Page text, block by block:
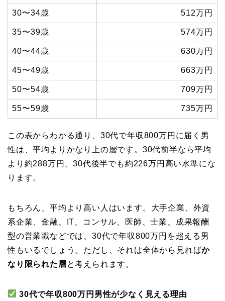
30〜34歳 512万円
35〜39歳 574万円
40〜44歳 630万円
45〜49歳 663万円
50〜54歳 709万円
55〜59歳 735万円
この表からわかる通り、30代で年収800万円に届く男
性は、平均よりかなり上の層です。30代前半なら平均
より約288万円、30代後半でも約226万円高い水準にな
ります。
もちろん、平均より高い人はいます。大手企業、外資
系企業、金融、IT、コンサル、医師、士業、成果報酬
型の営業職などでは、30代で年収800万円を超える男
性もいるでしょう。ただし、それは全体から見ればか
なり限られた層と考えられます。
30代で年収800万円男性が少なく見える理由